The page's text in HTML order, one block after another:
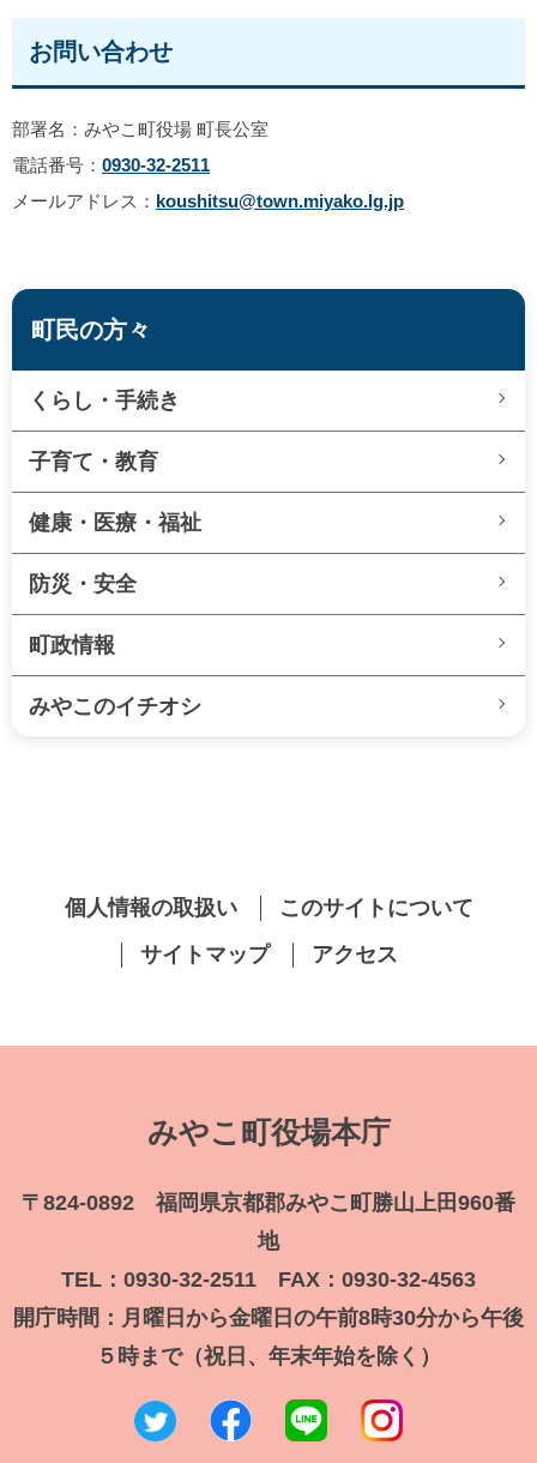
お問い合わせ
部署名：みやこ町役場 町長公室
電話番号： 0930-32-2511
メールアドレス： koushitsu@town.miyako.lg.jp
町民の方々
くらし・手続き
子育て・教育
健康・医療・福祉
防災・安全
町政情報
みやこのイチオシ
個人情報の取扱い
このサイトについて
サイトマップ
アクセス
みやこ町役場本庁
〒824-0892 福岡県京都郡みやこ町勝山上田960番
地
TEL：0930-32-2511 FAX：0930-32-4563
開庁時間：月曜日から金曜日の午前8時30分から午後
５時まで（祝日、年末年始を除く）